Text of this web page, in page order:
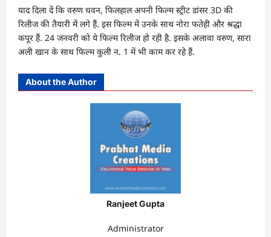
याद दिला दें कि वरुण धवन, फिलहाल अपनी फिल्म स्ट्रीट डांसर 3D की
रिलीज की तैयारी में लगे हैं. इस फिल्म में उनके साथ नोरा फतेही और श्रद्धा
कपूर हैं. 24 जनवरी को ये फिल्म रिलीज हो रही है. इसके अलावा वरुण, सारा
अली खान के साथ फिल्म कुली न. 1 में भी काम कर रहे हैं.
About the Author
Ranjeet Gupta
Administrator